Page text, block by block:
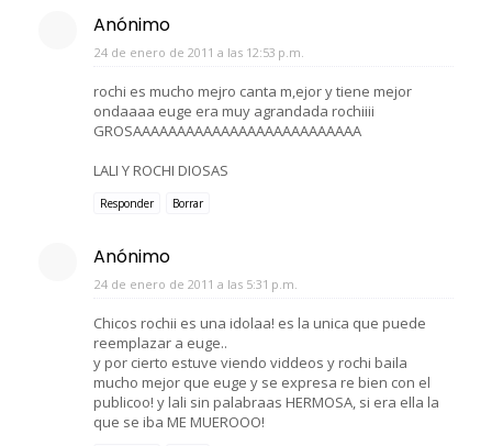
Anónimo
24 de enero de 2011 a las 12:53 p.m.
rochi es mucho mejro canta m,ejor y tiene mejor
ondaaaa euge era muy agrandada rochiiii
GROSAAAAAAAAAAAAAAAAAAAAAAAAAA
LALI Y ROCHI DIOSAS
Responder Borrar
Anónimo
24 de enero de 2011 a las 5:31 p.m.
Chicos rochii es una idolaa! es la unica que puede
reemplazar a euge..
y por cierto estuve viendo viddeos y rochi baila
mucho mejor que euge y se expresa re bien con el
publicoo! y lali sin palabraas HERMOSA, si era ella la
que se iba ME MUEROOO!